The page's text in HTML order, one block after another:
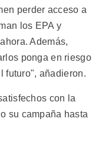
perder acceso a
los EPA y
Además,
ponga en riesgo
futuro", añadieron.
con la
su campaña hasta